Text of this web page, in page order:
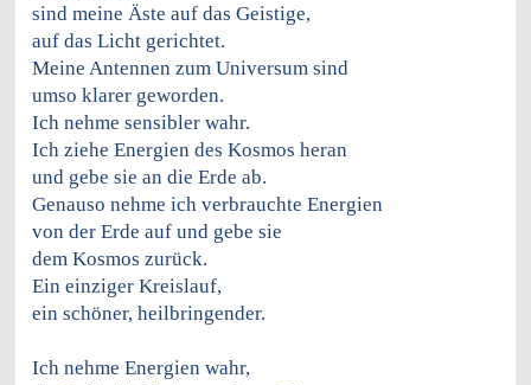
sind meine Äste auf das Geistige,
auf das Licht gerichtet.
Meine Antennen zum Universum sind
umso klarer geworden.
Ich nehme sensibler wahr.
Ich ziehe Energien des Kosmos heran
und gebe sie an die Erde ab.
Genauso nehme ich verbrauchte Energien
von der Erde auf und gebe sie
dem Kosmos zurück.
Ein einziger Kreislauf,
ein schöner, heilbringender.
Ich nehme Energien wahr,